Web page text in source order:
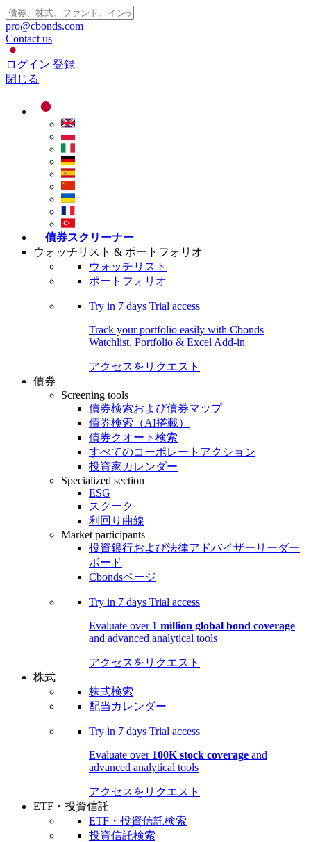
pro@cbonds.com
Contact us
ログイン 登録
閉じる
債券スクリーナー
ウォッチリスト & ポートフォリオ
ウォッチリスト
ポートフォリオ
Try in 7 days Trial access
Track your portfolio easily with Cbonds
Watchlist, Portfolio & Excel Add-in
アクセスをリクエスト
債券
Screening tools
債券検索および債券マップ
債券検索（AI搭載）
債券クオート検索
すべてのコーポレートアクション
投資家カレンダー
Specialized section
ESG
スクーク
利回り曲線
Market participants
投資銀行および法律アドバイザーリーダー
ボード
Cbondsページ
Try in 7 days Trial access
Evaluate over 1 million global bond coverage
and advanced analytical tools
アクセスをリクエスト
株式
株式検索
配当カレンダー
Try in 7 days Trial access
Evaluate over 100K stock coverage and
advanced analytical tools
アクセスをリクエスト
ETF・投資信託
ETF・投資信託検索
投資信託検索